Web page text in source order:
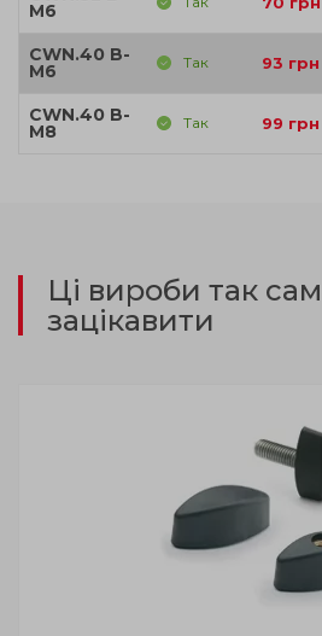
M6
CWN.40 B-
M6 Так 93 грн
CWN.40 B-
M8 Так 99 грн
Ці вироби так
зацікавити